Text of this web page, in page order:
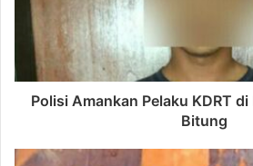
Polisi Amankan Pelaku KDRT
Bitung